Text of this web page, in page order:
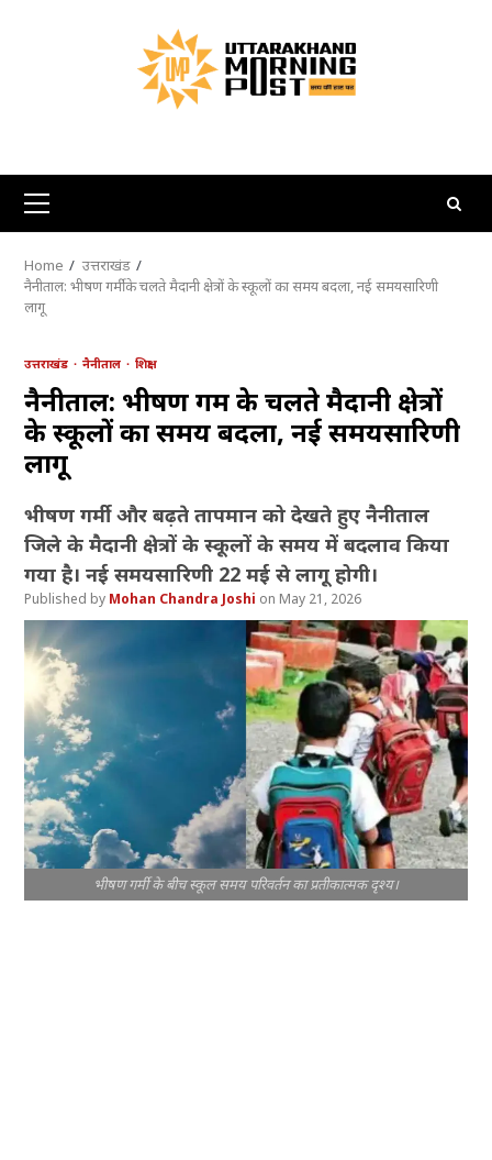
Primary
Menu
Home
उत्तराखंड
नैनीताल: भीषण गर्मी के चलते मैदानी क्षेत्रों के स्कूलों का समय बदला, नई समयसारिणी
लागू
उत्तराखंड नैनीताल शिक्षा
नैनीताल: भीषण गर्मी के चलते मैदानी क्षेत्रों
के स्कूलों का समय बदला, नई समयसारिणी
लागू
भीषण गर्मी और बढ़ते तापमान को देखते हुए नैनीताल
जिले के मैदानी क्षेत्रों के स्कूलों के समय में बदलाव किया
गया है। नई समयसारिणी 22 मई से लागू होगी।
Mohan Chandra Joshi May 21, 2026
भीषण गर्मी के बीच स्कूल समय परिवर्तन का प्रतीकात्मक दृश्य।